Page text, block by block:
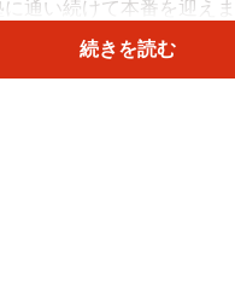
に通い続けて本番を迎え
支払ってきた塾費用は一
しんどい額」だとか…一
続きを読む